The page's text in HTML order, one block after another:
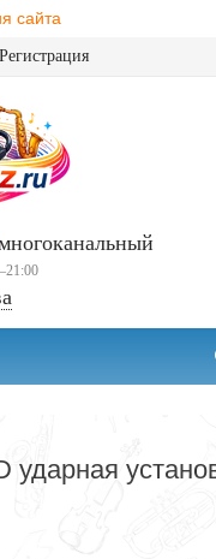
сайта
Регистрация
ударная